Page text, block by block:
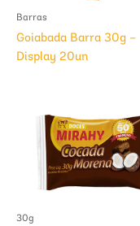
Barras
Goiabada Barra 30g –
Display 20un
30g